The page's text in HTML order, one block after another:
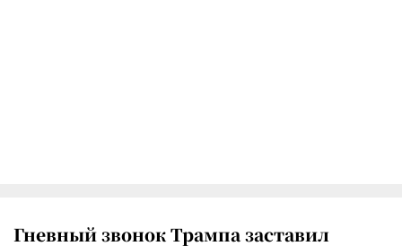
Гневный звонок Трампа заставил